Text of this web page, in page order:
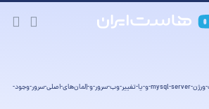
آیا-در-هاست-اشتراکی-امکان-آپدیت-ورژن-mysql-server-و-یا-تغییر-وب-سرور-و-اِلمان‌های-اصلی-سرور-وجود-